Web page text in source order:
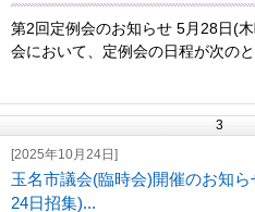
第2回定例会のお知らせ 5月28日(
会において、定例会の日程が次の
3
[2025年10月24日]
玉名市議会(臨時会)開催のお知ら
24日招集)...